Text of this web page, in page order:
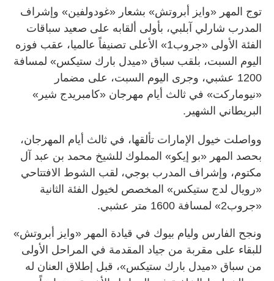
توج المهر «وايز أبروتش» بشعار «غودولفين» وإشراف
المدرب شارلي آبلبي، بأولى ألقابه على صعيد سباقات
الفئة الأولى «جروب1» الأعلى تصنيفاً عالميا، عقب فوزه
اليوم السبت، بلقب سباق «ميدل بارك ستيكس» لمسافة
1200 عشبي، وجرى اليوم السبت، على مضمار
«نيوماركت» في ثالث أيام مهرجان «كامبريدج شير»
البريطاني الشهير.
وواصلت خيول الإمارات تألقها، في ثالث أيام المهرجان،
بحصد المهر «بو إيكو» المملوك للشيخ محمد بن عبد آل
مكتوم، وإشراف المدرب بوجي، لقب الشوط الافتتاحي
«رويال لدج ستيكس» المخصص لخيول الفئة الثانية
«جروب2» لمسافة 1600 متر عشبي.
ونجح الفارس وليام بيوك في قيادة المهر «وايز أبروتش»
للبقاء على مقربة من جياد المقدمة في المراحل الأولى
من سباق «ميدل بارك ستيكس»، قبل إطلاق العنان له